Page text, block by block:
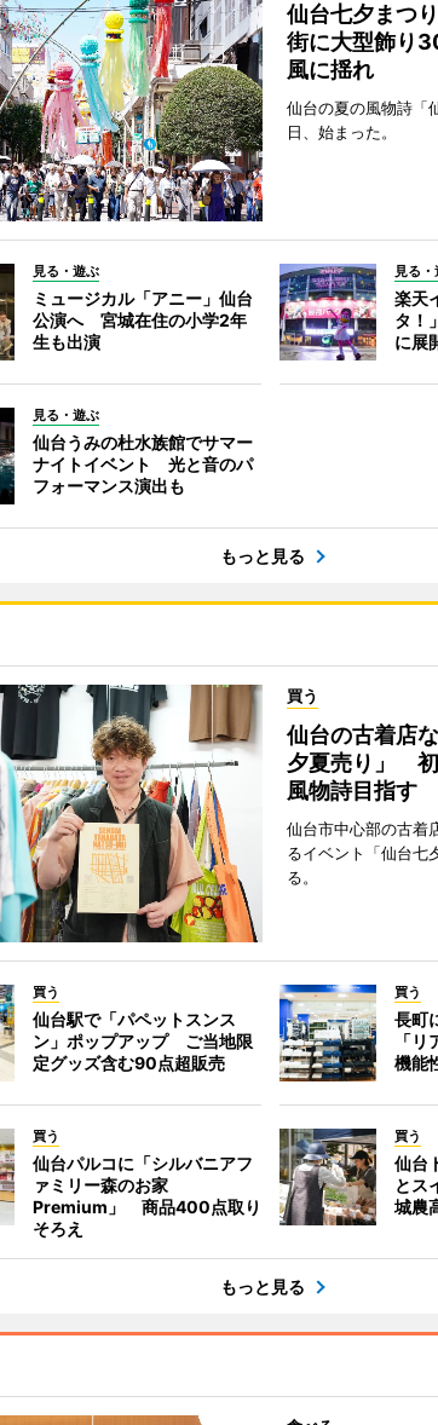
仙台七夕まつ
街に大型飾り
風に揺れ
仙台の夏の風物詩「
日、始まった。
見る・遊ぶ
ミュージカル「アニー」仙台
公演へ 宮城在住の小学2年
生も出演
見る
楽天
タ！
に展
見る・遊ぶ
仙台うみの杜水族館でサマー
ナイトイベント 光と音のパ
フォーマンス演出も
もっと見る
買う
仙台の古着店
夕夏売り」
風物詩目指す
仙台市中心部の古着
るイベント「仙台七
る。
買う
仙台駅で「パペットスンス
ン」ポップアップ ご当地限
定グッズ含む90点超販売
買う
長町
「
機能
買う
仙台パルコに「シルバニアフ
ァミリー森のお家
Premium」 商品400点取り
そろえ
買う
仙台
とス
城農
もっと見る